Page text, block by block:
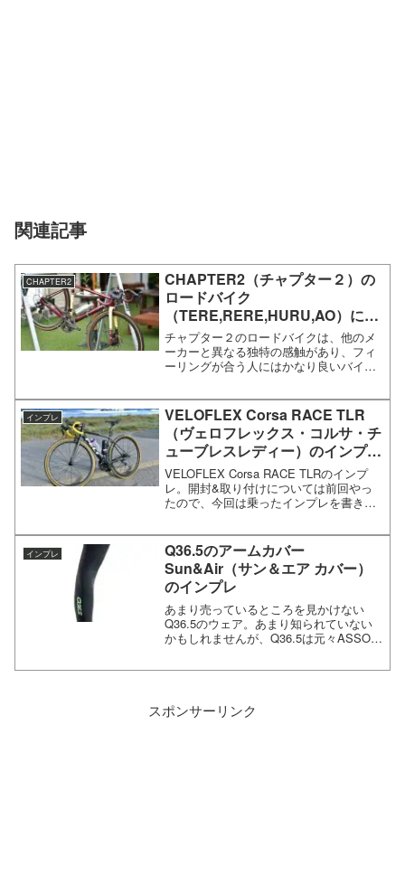
関連記事
CHAPTER2
CHAPTER2（チャプター２）の
ロードバイク
（TERE,RERE,HURU,AO）に新
カラーが登場しています！（シル
バーのAOやMAROON1928の
HURUなど）
チャプター２のロードバイクは、他のメ
ーカーと異なる独特の感触があり、フィ
ーリングが合う人にはかなり良いバイク
ドバイクに新しいカラーリングが発売さ
れているのでまとめてみました。
CHAPTER2のロードバイク...
インプレ
VELOFLEX Corsa RACE TLR
（ヴェロフレックス・コルサ・チ
ューブレスレディー）のインプ
レ！ベロフレックスのチューブレ
スタイヤ
VELOFLEX Corsa RACE TLRのインプ
レ。開封&取り付けについては前回やっ
たので、今回は乗ったインプレを書きま
ェロフレックス・コルサ・チューブレス
レディー）のインプレ！...
インプレ
Q36.5のアームカバー
Sun&Air（サン＆エア カバー）
のインプレ
あまり売っているところを見かけない
Q36.5のウェア。あまり知られていない
かもしれませんが、Q36.5は元々ASSOS
なり良い布地を使って、いいものを作っ
スポンサーリンク